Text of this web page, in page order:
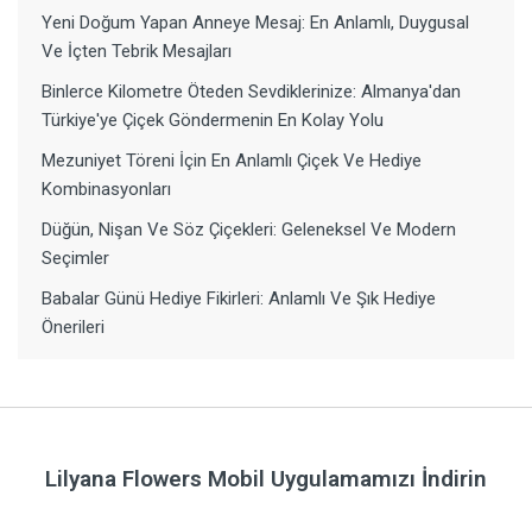
Yeni Doğum Yapan Anneye Mesaj: En Anlamlı, Duygusal
Ve İçten Tebrik Mesajları
Binlerce Kilometre Öteden Sevdiklerinize: Almanya'dan
Türkiye'ye Çiçek Göndermenin En Kolay Yolu
Mezuniyet Töreni İçin En Anlamlı Çiçek Ve Hediye
Kombinasyonları
Düğün, Nişan Ve Söz Çiçekleri: Geleneksel Ve Modern
Seçimler
Babalar Günü Hediye Fikirleri: Anlamlı Ve Şık Hediye
Önerileri
Lilyana Flowers Mobil Uygulamamızı İndirin